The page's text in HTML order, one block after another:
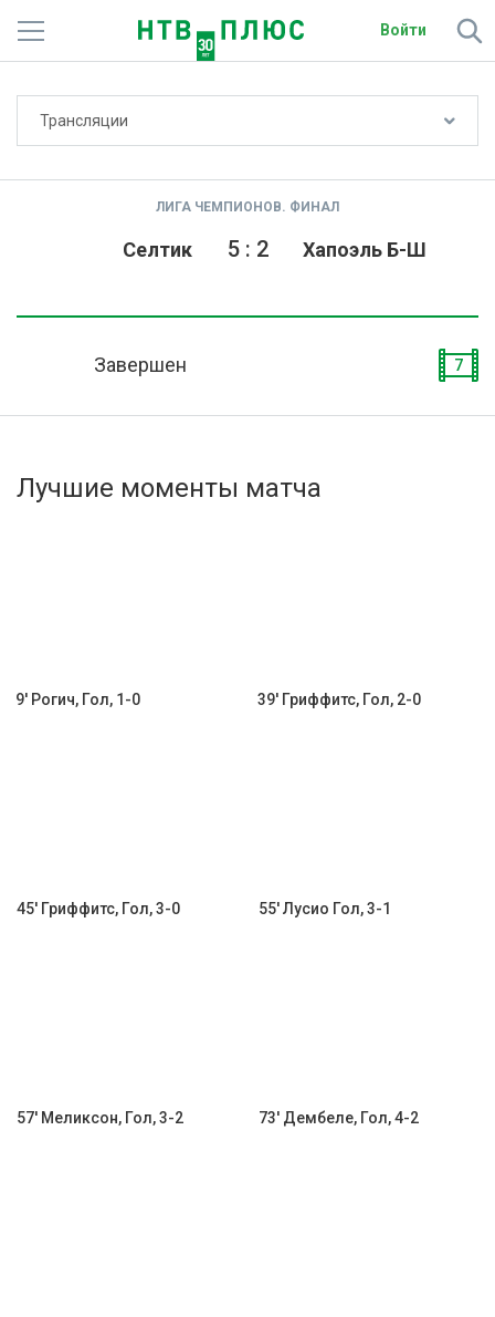
Войти
Активировать промокод
Трансляции
ЛИГА ЧЕМПИОНОВ. ФИНАЛ
Селтик Хапоэль Б-Ш
5: 2
Завершен 7
Лучшие моменты матча
9' Рогич, Гол, 1-0 39' Гриффитс, Гол, 2-0
45' Гриффитс, Гол, 3-0 55' Лусио Гол, 3-1
57' Меликсон, Гол, 3-2 73' Дембеле, Гол, 4-2